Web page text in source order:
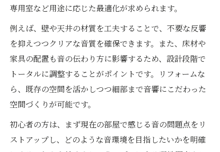
スピーカー配置と防音対策のリフォーム術
ホームシアター向け音響設計のリフォーム
手法
音響エンジニアリングの視点をリフォーム
に活用
ホームシアター実現へ音響リフォーム活用法
リフォームでホームシアター音響設計を強
化する方法
アコースティックデザインシステムの活用と
専用室など用途に応じた最適化が求められます。
例えば、壁や天井の材質を工夫することで、不要な反響
を抑えつつクリアな音質を確保できます。また、床材や
家具の配置も音の伝わり方に影響するため、設計段階で
トータルに調整することがポイントです。リフォームな
ら、既存の空間を活かしつつ細部まで音響にこだわった
空間づくりが可能です。
初心者の方は、まず現在の部屋で感じる音の問題点をリ
ストアップし、どのような音環境を目指したいかを明確